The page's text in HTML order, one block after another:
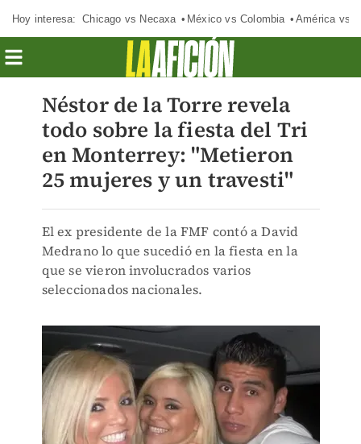
Hoy interesa: Chicago vs Necaxa México vs Colombia América vs
Néstor de la Torre revela
todo sobre la fiesta del Tri
en Monterrey: "Metieron
25 mujeres y un travesti"
El ex presidente de la FMF contó a David
Medrano lo que sucedió en la fiesta en la
que se vieron involucrados varios
seleccionados nacionales.